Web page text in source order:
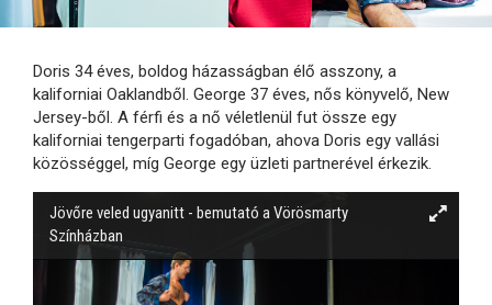
Doris 34 éves, boldog házasságban élő asszony, a
kaliforniai Oaklandből. George 37 éves, nős könyvelő, New
Jersey-ből. A férfi és a nő véletlenül fut össze egy
kaliforniai tengerparti fogadóban, ahova Doris egy vallási
közösséggel, míg George egy üzleti partnerével érkezik.
Jövőre veled ugyanitt - bemutató a Vörösmarty
Színházban